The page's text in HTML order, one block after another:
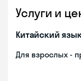
Услуги и
Китайский
Для взрослых -